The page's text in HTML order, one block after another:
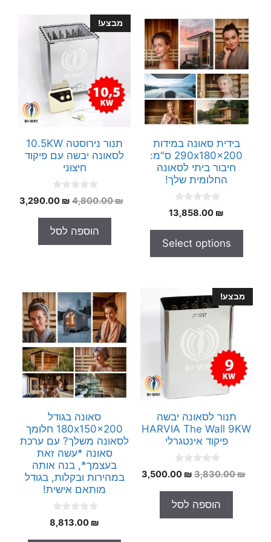
בידית סאונה במידות
290x180x200 ס"מ:
חיבור ביתי לסאונה
החלומית שלך!
0
o
o
5
13,858.00 ₪
Select options
מבצע!
תנור נירוסטה 10.5KW
לסאונה יבשה עם פיקוד
חיצוני
0
o
o
5
4,800.00₪
המחיר
היה:
4,800.00 ₪.
3,290.00 ₪
הוספה לסל
מבצע!
תנור לסאונה יבשה
HARVIA The Wall 9KW
פיקוד אינטגרלי
0
o
o
5
3,830.00₪
המחיר
היה:
3,830.00 ₪.
3,500.00 ₪
המחיר
הוספה לסל
סאונה בגודל
180x150x200 חלומך
לסאונה משלך? עם ערכת
סאונה *עשה זאת
בעצמך*, בנה אותה
במהירות ובקלות, בגודל
מותאם אישית!
o
8,813.00 ₪